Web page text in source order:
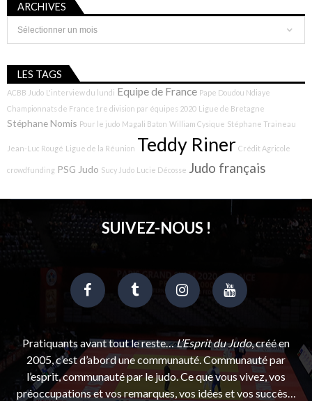
ARCHIVES
Archives
LES TAGS
ACBB Judo L'interview du lundi Equipe de France Pape Doudou Ndiaye
Championnats de France 1re division par équipes 2020 Ligue de Bretagne
Stéphane Nomis Pour le judo Magali Baton William Cysique Stéphane Traineau
Jean-Luc Rougé Ligue de la Réunion Teddy Riner Crédit Agricole
crowdfunding PSG Judo Sucy Judo Lucie Décosse Judo français
SUIVEZ-NOUS !
Pratiquants avant tout le reste…L’Esprit du Judo, créé en
2005, c’est d’abord une communauté. Communauté par
l’esprit, communauté par le judo. Ce que vous vivez, vos
préoccupations et vos remarques, vos idées et vos succès…